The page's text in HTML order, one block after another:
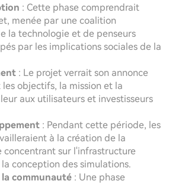
: Cette phase comprendrait
menée par une coalition
la technologie et de penseurs
par les implications sociales de la
: Le projet verrait son annonce
objectifs, la mission et la
aux utilisateurs et investisseurs
: Pendant cette période, les
à la création de la
concentrant sur l'infrastructure
conception des simulations.
communauté : Une phase